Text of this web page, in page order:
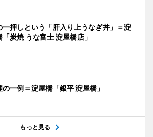
一押しという「肝入り上うなぎ丼」＝淀
「炭焼 うな富士 淀屋橋店」
の一例＝淀屋橋「銀平 淀屋橋」
もっと見る